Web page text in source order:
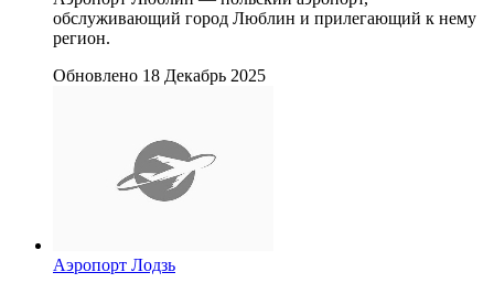
обслуживающий город Люблин и прилегающий к нему
регион.
Обновлено 18 Декабрь 2025
Аэропорт Лодзь